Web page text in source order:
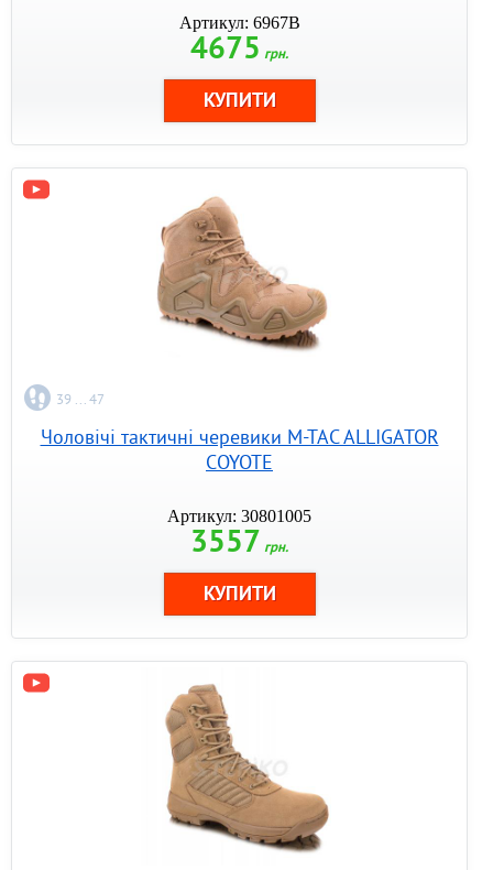
Артикул: 6967B
4675 грн.
39 ... 47
Чоловічі тактичні черевики M-TAC ALLIGATOR
COYOTE
Артикул: 30801005
3557 грн.